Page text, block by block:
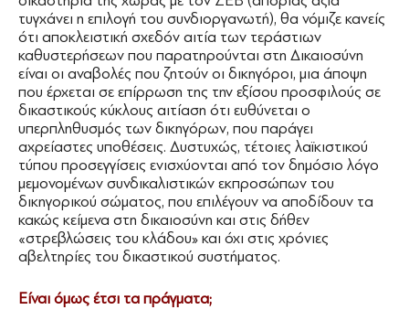
τυγχάνει η επιλογή του συνδιοργανωτή), θα νόμιζε κανείς
ότι αποκλειστική σχεδόν αιτία των τεράστιων
καθυστερήσεων που παρατηρούνται στη Δικαιοσύνη
είναι οι αναβολές που ζητούν οι δικηγόροι, μια άποψη
που έρχεται σε επίρρωση της την εξίσου προσφιλούς σε
δικαστικούς κύκλους αιτίαση ότι ευθύνεται ο
υπερπληθυσμός των δικηγόρων, που παράγει
αχρείαστες υποθέσεις. Δυστυχώς, τέτοιες λαϊκιστικού
τύπου προσεγγίσεις ενισχύονται από τον δημόσιο λόγο
μεμονομένων συνδικαλιστικών εκπροσώπων του
δικηγορικού σώματος, που επιλέγουν να αποδίδουν τα
κακώς κείμενα στη δικαιοσύνη και στις δήθεν
«στρεβλώσεις του κλάδου» και όχι στις χρόνιες
αβελτηρίες του δικαστικού συστήματος.
Είναι όμως έτσι τα πράγματα;